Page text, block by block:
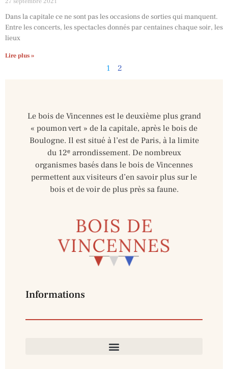
Dans la capitale ce ne sont pas les occasions de sorties qui manquent.
Entre les concerts, les spectacles donnés par centaines chaque soir, les
lieux
Lire plus »
1 2
Le bois de Vincennes est le deuxième plus grand
« poumon vert » de la capitale, après le bois de
Boulogne. Il est situé à l’est de Paris, à la limite
du 12ᵉ arrondissement. De nombreux
organismes basés dans le bois de Vincennes
permettent aux visiteurs d’en savoir plus sur le
bois et de voir de plus près sa faune.
Informations